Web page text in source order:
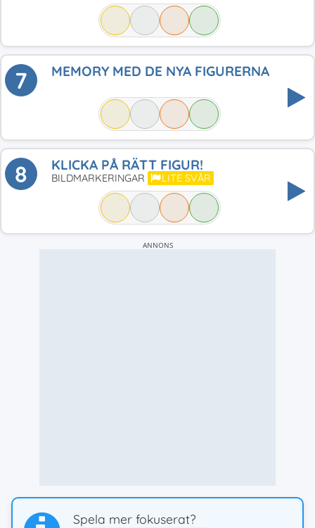
7 MEMORY MED DE NYA FIGURERNA
8 KLICKA PÅ RÄTT FIGUR!
BILDMARKERINGAR LITE SVÅR
ANNONS
Spela mer fokuserat?